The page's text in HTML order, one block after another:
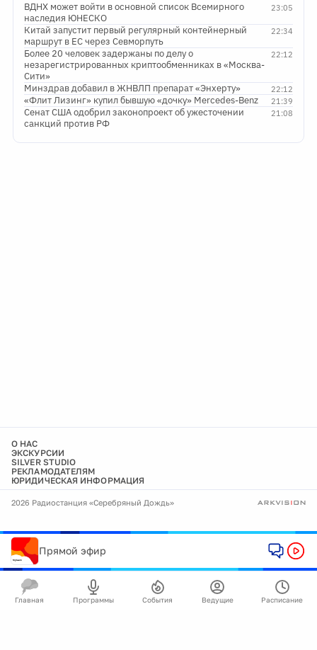
23:05
ВДНХ может войти в основной список Всемирного
наследия ЮНЕСКО
22:34
Китай запустит первый регулярный контейнерный
маршрут в ЕС через Севморпуть
22:12
Более 20 человек задержаны по делу о
незарегистрированных криптообменниках в «Москва-
Сити»
22:12
Минздрав добавил в ЖНВЛП препарат «Энхерту»
21:39
«Флит Лизинг» купил бывшую «дочку» Mercedes-Benz
21:08
Сенат США одобрил законопроект об ужесточении
санкций против РФ
О НАС
ЭКСКУРСИИ
SILVER STUDIO
РЕКЛАМОДАТЕЛЯМ
ЮРИДИЧЕСКАЯ ИНФОРМАЦИЯ
2026 Радиостанция «Серебряный Дождь»
Прямой эфир
Главная Программы События Ведущие Расписание